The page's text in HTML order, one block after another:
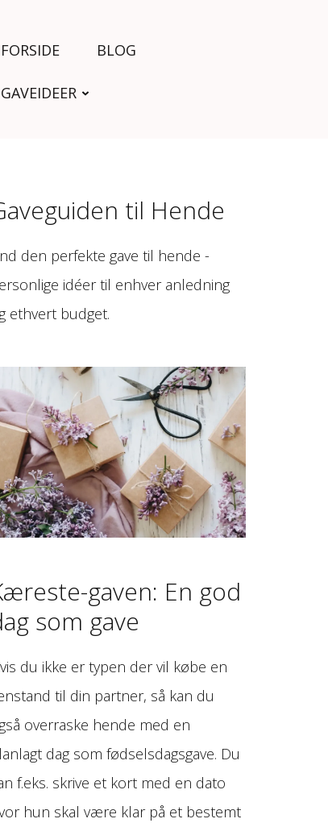
FORSIDE BLOG
GAVEIDEER
til Hende
den perfekte gave til hende -
idéer til enhver anledning
ethvert budget.
gaven: En god
som gave
du ikke er typen der vil købe en
til din partner, så kan du
overraske hende med en
dag som fødselsdagsgave. Du
f.eks. skrive et kort med en dato
hun skal være klar på et bestemt